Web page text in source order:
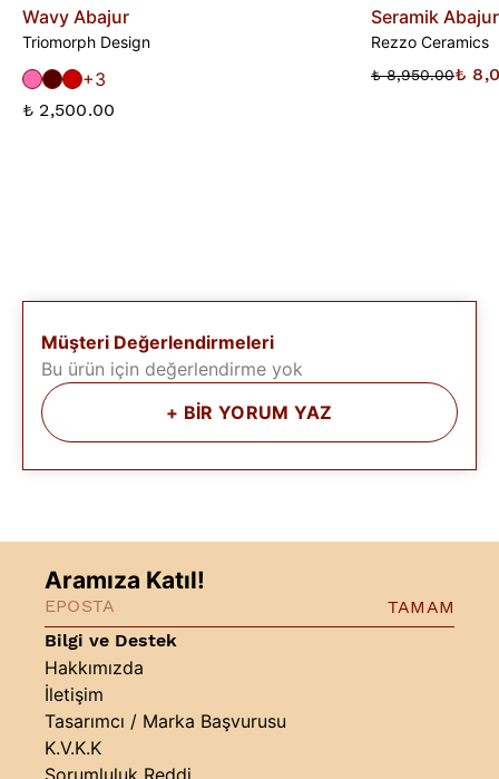
Wavy Abajur
Triomorph Design
+3
₺ 2,500.00
Seramik
Rezzo Ceramics
₺ 8,950.00₺
Müşteri Değerlendirmeleri
Bu ürün için değerlendirme yok
+ BİR YORUM YAZ
Bilgi ve Destek
Hakkımızda
İletişim
Tasarımcı / Marka Başvurusu
K.V.K.K
Aramıza Katıl!
TAMAM